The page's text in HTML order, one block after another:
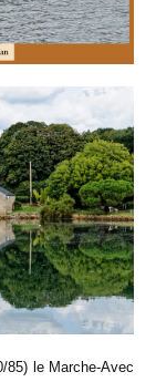
85) le Marche-Avec